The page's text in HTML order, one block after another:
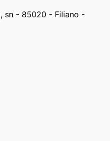
sn - 85020 - Filiano -